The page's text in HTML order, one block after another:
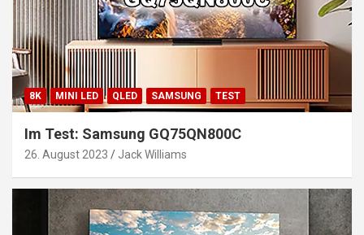
8K MINI LED QLED SAMSUNG TEST
Im Test: Samsung GQ75QN800C
26. August 2023 Jack Williams